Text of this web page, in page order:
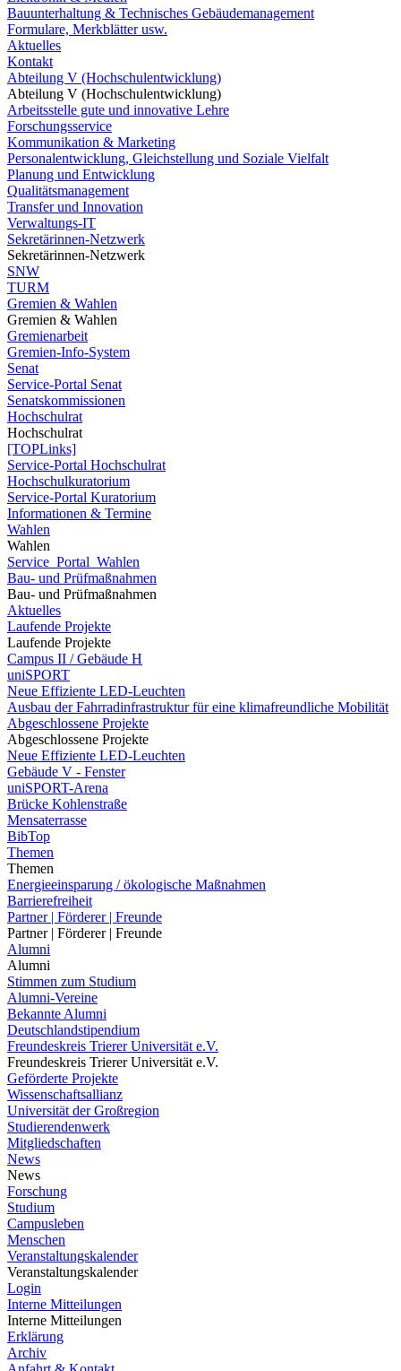
Bauunterhaltung & Technisches Gebäudemanagement
Formulare, Merkblätter usw.
Aktuelles
Kontakt
Abteilung V (Hochschulentwicklung)
Abteilung V (Hochschulentwicklung)
Arbeitsstelle gute und innovative Lehre
Forschungsservice
Kommunikation & Marketing
Personalentwicklung, Gleichstellung und Soziale Vielfalt
Planung und Entwicklung
Qualitätsmanagement
Transfer und Innovation
Verwaltungs-IT
Sekretärinnen-Netzwerk
Sekretärinnen-Netzwerk
SNW
TURM
Gremien & Wahlen
Gremien & Wahlen
Gremienarbeit
Gremien-Info-System
Senat
Service-Portal Senat
Senatskommissionen
Hochschulrat
Hochschulrat
[TOPLinks]
Service-Portal Hochschulrat
Hochschulkuratorium
Service-Portal Kuratorium
Informationen & Termine
Wahlen
Wahlen
Service_Portal_Wahlen
Bau- und Prüfmaßnahmen
Bau- und Prüfmaßnahmen
Aktuelles
Laufende Projekte
Laufende Projekte
Campus II / Gebäude H
uniSPORT
Neue Effiziente LED-Leuchten
Ausbau der Fahrradinfrastruktur für eine klimafreundliche Mobilität
Abgeschlossene Projekte
Abgeschlossene Projekte
Neue Effiziente LED-Leuchten
Gebäude V - Fenster
uniSPORT-Arena
Brücke Kohlenstraße
Mensaterrasse
BibTop
Themen
Themen
Energieeinsparung / ökologische Maßnahmen
Barrierefreiheit
Partner | Förderer | Freunde
Partner | Förderer | Freunde
Alumni
Alumni
Stimmen zum Studium
Alumni-Vereine
Bekannte Alumni
Deutschlandstipendium
Freundeskreis Trierer Universität e.V.
Freundeskreis Trierer Universität e.V.
Geförderte Projekte
Wissenschaftsallianz
Universität der Großregion
Studierendenwerk
Mitgliedschaften
News
News
Forschung
Studium
Campusleben
Menschen
Veranstaltungskalender
Veranstaltungskalender
Login
Interne Mitteilungen
Interne Mitteilungen
Erklärung
Archiv